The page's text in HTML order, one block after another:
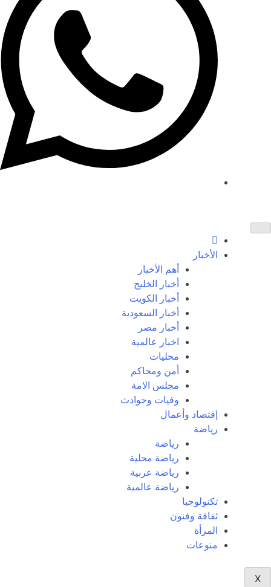
الأخبار
أهم الأخبار
أخبار الخليج
أخبار الكويت
أخبار السعودية
أخبار مصر
اخبار عالمية
محليات
أمن ومحاكم
مجلس الامة
وفيات وحوادث
إقتصاد وأعمال
رياضة
رياضة
رياضة محلية
رياضة عربية
رياضة عالمية
تكنولوجيا
ثقافة وفنون
المرأة
منوعات
X